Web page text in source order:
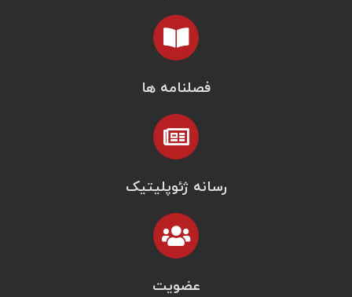
فصلنامه ها
رسانه ژئوپلیتیک
عضویت